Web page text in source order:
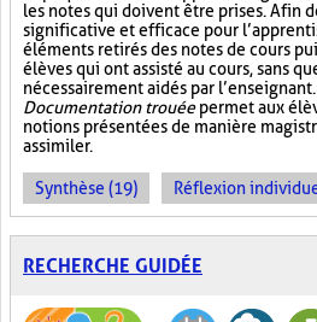
les notes qui doivent être prises. Afin
significative et efficace pour
éléments retirés des notes de cours
élèves qui ont assisté au cours, sans
nécessairement aidés par
Documentation trouéepermet aux
notions présentées de manière
assimiler.
Synthèse (19) Réflexion
RECHERCHE GUIDÉE